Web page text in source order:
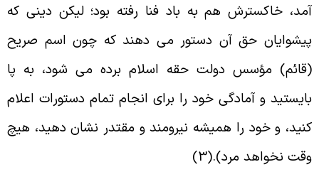
خاکسترش هم به باد فنا رفته بود؛ لیکن دینى که
حق آن دستور مى دهند که چون اسم صریح
مؤسس دولت حقه اسلام برده مى شود، به پا
و آمادگى خود را براى انجام تمام دستورات اعلام
و خود را همیشه نیرومند و مقتدر نشان دهید، هیچ
نخواهد مرد).(3 )